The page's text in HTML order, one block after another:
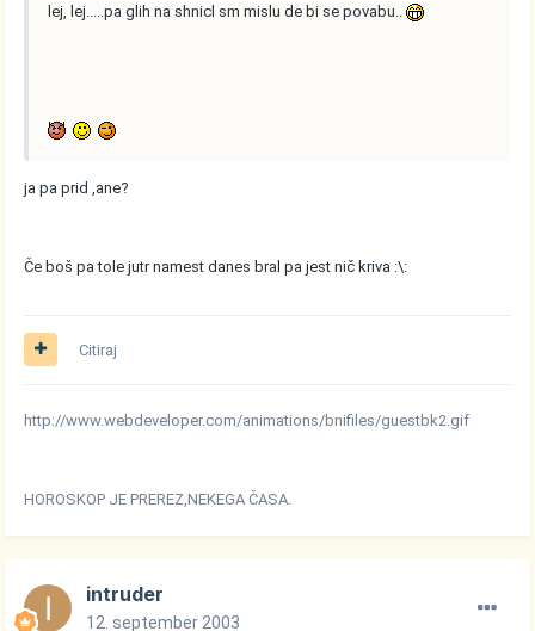
lej, lej.....pa glih na shnicl sm mislu de bi se povabu..
ja pa prid ,ane?
Če boš pa tole jutr namest danes bral pa jest nič kriva :\:
Citiraj
http://www.webdeveloper.com/animations/bnifiles/guestbk2.gif
HOROSKOP JE PREREZ,NEKEGA ČASA.
intruder
12. september 2003